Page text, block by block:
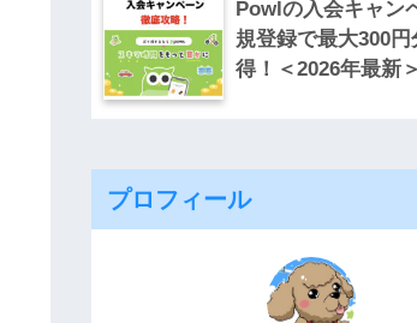
Powlの入会キャン
規登録で最大300
得！＜2026年最新＞
プロフィール